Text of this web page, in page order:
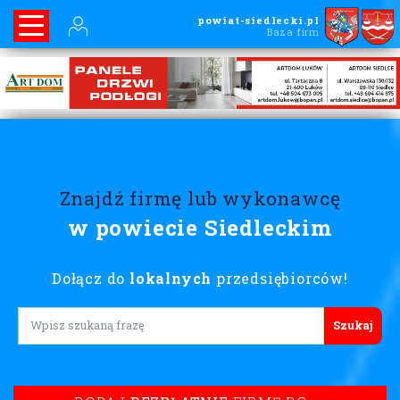
powiat-siedlecki.pl
Baza firm
Znajdź firmę lub wykonawcę
w powiecie Siedleckim
Dołącz do lokalnych przedsiębiorców!
Lorem ipsum